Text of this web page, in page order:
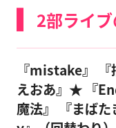
2部ライ
『mistake』
えおあ』★ 『
魔法』
『まば